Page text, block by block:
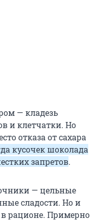
— кладезь
и клетчатки. Но
отказа от сахара
кусочек шоколада
запретов.
— цельные
сладости. Но и
в рационе. Примерно